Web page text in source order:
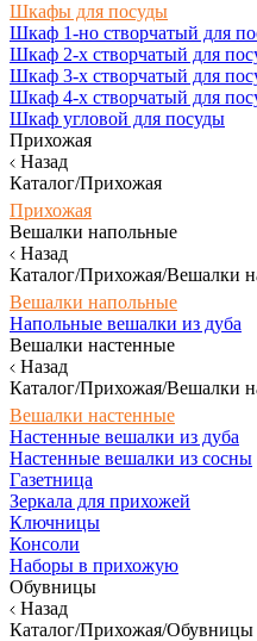
Шкафы для посуды
Шкаф 1-но створчатый для
Шкаф 2-х створчатый для
Шкаф 3-х створчатый для
Шкаф 4-х створчатый для
Шкаф угловой для посуды
Прихожая
Назад
Каталог/Прихожая
Прихожая
Вешалки напольные
Назад
Каталог/Прихожая/Вешалки
Вешалки напольные
Напольные вешалки из дуба
Вешалки настенные
Назад
Каталог/Прихожая/Вешалки
Вешалки настенные
Настенные вешалки из дуба
Настенные вешалки из сосны
Газетница
Зеркала для прихожей
Ключницы
Консоли
Наборы в прихожую
Обувницы
Назад
Каталог/Прихожая/Обувницы